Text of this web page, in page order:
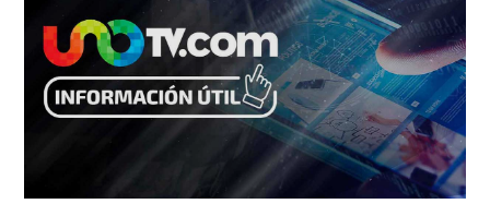
un
anillo
en
pleno
estadio?